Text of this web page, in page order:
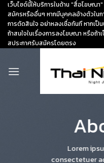
Skip
content
เว็บไซด์นี้ให้บริการในด้าน "สื่อโฆษณา
สมัครหรืออื่นๆ หากมีบุคคลอ้างตัวใน
การตัดสินใจ อย่าหลงเชื่อทันที หากเ
ถ้าสนใจในเรื่องการลงโฆษณา หรือ
สประกาศรับสมัครโดยตรง
Lorem
consectetuer